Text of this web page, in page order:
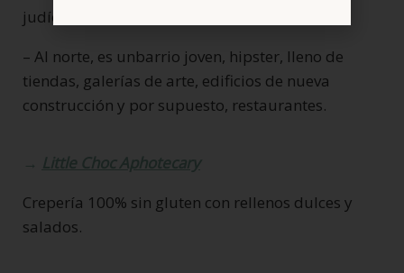
judíos ultraortodoxos.
– Al norte, es unbarrio joven, hipster, lleno de
tiendas, galerías de arte, edificios de nueva
construcción y por supuesto, restaurantes.
→ Little Choc Aphotecary
Crepería 100% sin gluten con rellenos dulces y
salados.